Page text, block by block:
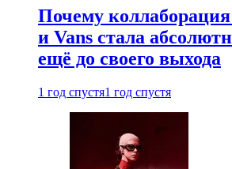
Почему
и Vans стала
ещё до своего выхода
1 год спустя1 год спустя